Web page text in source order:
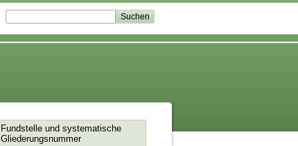
Fundstelle und systematische
Gliederungsnummer